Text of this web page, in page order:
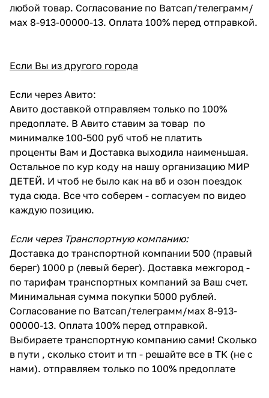
любой товар. Согласование по Ватсап/телеграмм/
мах 8-913-00000-13. Оплата 100% перед отправкой.
Если Вы из другого города
Если через Авито:
Авито доставкой отправляем только по 100%
предоплате. В Авито ставим за товар по
минималке 100-500 руб чтоб не платить
проценты Вам и Доставка выходила наименьшая.
Остальное по кур коду на нашу организацию МИР
ДЕТЕЙ. И чтоб не было как на вб и озон поездок
туда сюда. Все что соберем - согласуем по видео
каждую позицию.
Если через Транспортную компанию:
Доставка до транспортной компании 500 (правый
берег) 1000 р (левый берег). Доставка межгород -
по тарифам транспортных компаний за Ваш счет.
Минимальная сумма покупки 5000 рублей.
Согласование по Ватсап/телеграмм/мах 8-913-
00000-13. Оплата 100% перед отправкой.
Выбираете транспортную компанию сами! Сколько
в пути , сколько стоит и тп - решайте все в ТК (не с
нами). отправляем только по 100% предоплате